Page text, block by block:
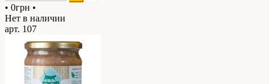
• 0грн •
Нет в наличии
арт. 107